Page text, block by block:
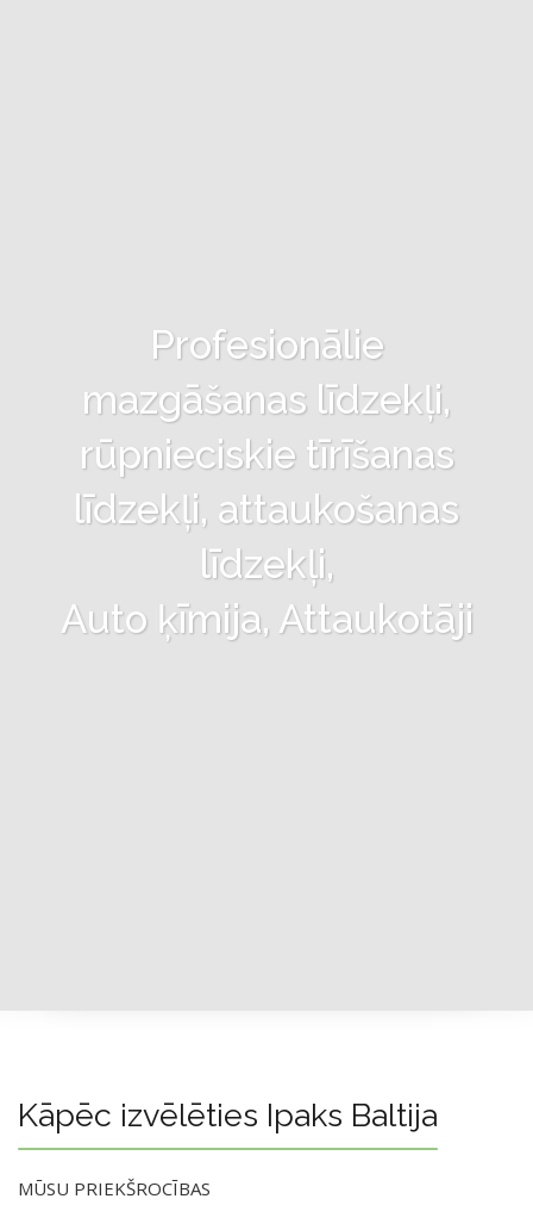
Profesionālie
mazgāšanas līdzekļi,
rūpnieciskie tīrīšanas
līdzekļi, attaukošanas
līdzekļi,
Auto ķīmija, Attaukotāji
Kāpēc izvēlēties Ipaks Baltija
MŪSU PRIEKŠROCĪBAS